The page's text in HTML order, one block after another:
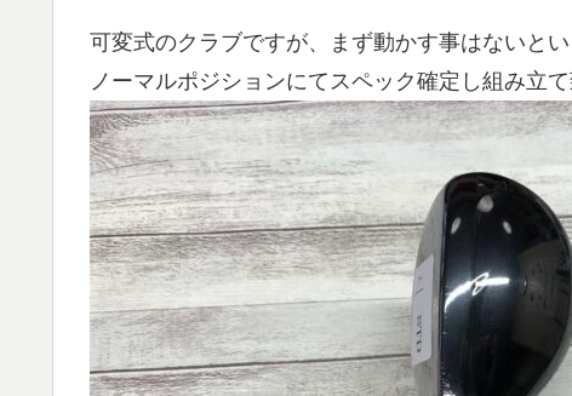
可変式のクラブですが、まず動かす事はないと
ノーマルポジションにてスペック確定し組み立て